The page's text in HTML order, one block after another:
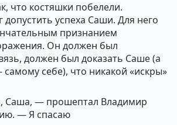
что костяшки побелели.
успеха Саши. Для него
признанием
Он должен был
должен был доказать Саше (а
себе), что никакой «искры»
Саша, — прошептал Владимир
— Я спасаю